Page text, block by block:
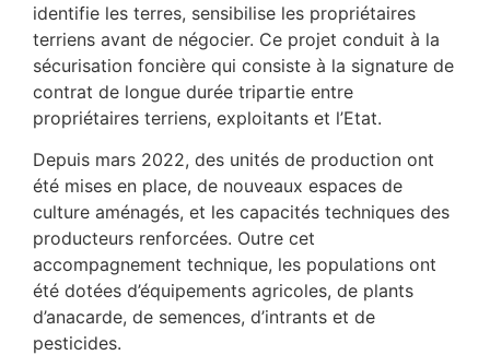
identifie les terres, sensibilise les propriétaires
terriens avant de négocier. Ce projet conduit à la
sécurisation foncière qui consiste à la signature de
contrat de longue durée tripartie entre
propriétaires terriens, exploitants et l’Etat.
Depuis mars 2022, des unités de production ont
été mises en place, de nouveaux espaces de
culture aménagés, et les capacités techniques des
producteurs renforcées. Outre cet
accompagnement technique, les populations ont
été dotées d’équipements agricoles, de plants
d’anacarde, de semences, d’intrants et de
pesticides.